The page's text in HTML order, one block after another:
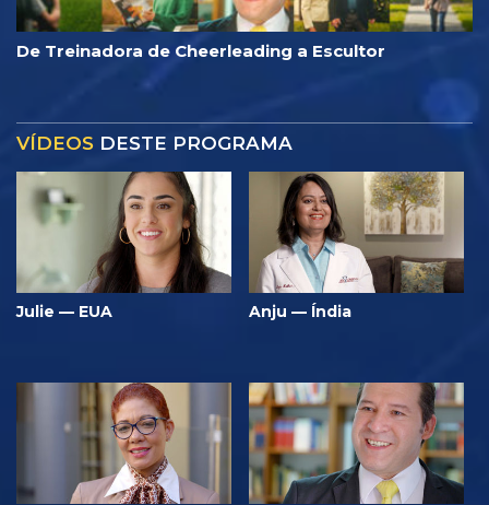
De Treinadora de Cheerleading a Escultor
VÍDEOS DESTE PROGRAMA
Julie — EUA Anju — Índia